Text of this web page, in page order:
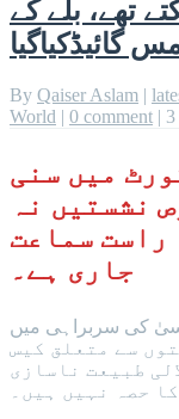
تھے، بلے کے
By Qaiser Aslam |
World | 0 comment |
میں سنی
نشستیں نہ
راست سماعت
جاری ہے۔
کی سربراہی میں
سے متعلق کیس
طبیعت ناسازی
حصہ نہیں ہیں۔